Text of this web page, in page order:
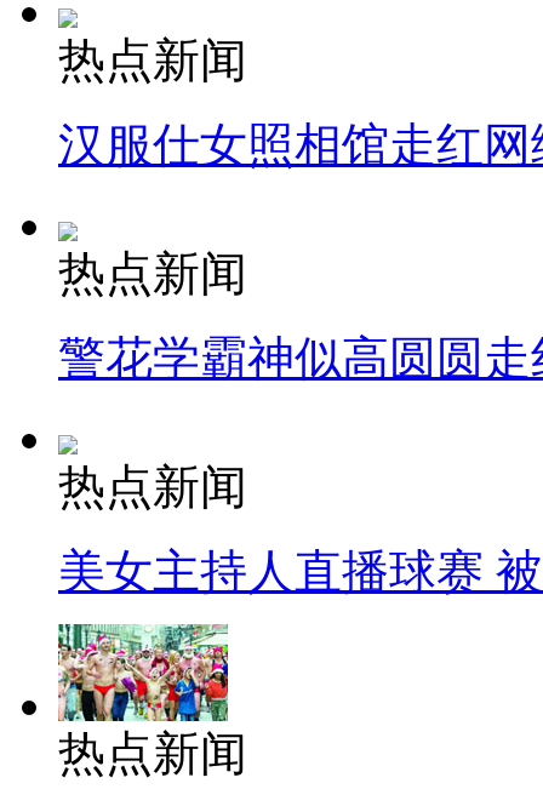
热点新闻
汉服仕女照相馆走红网
热点新闻
警花学霸神似高圆圆走
热点新闻
美女主持人直播球赛
热点新闻